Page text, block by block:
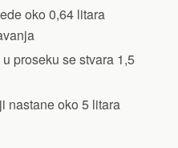
oko 0,64 litara
proseku se stvara 1,5
nastane oko 5 litara